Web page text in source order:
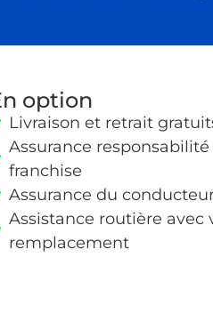
option
Livraison et retrait
Assurance
franchise
Assurance du
Assistance routière avec
remplacement